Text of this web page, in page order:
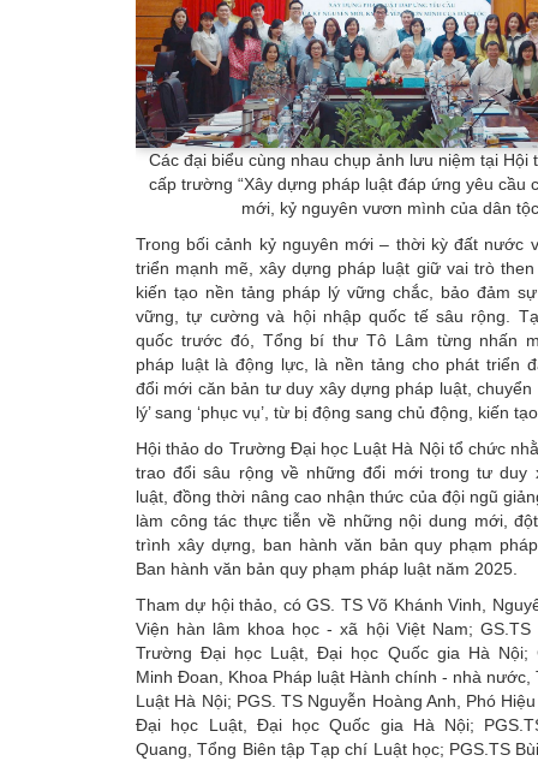
Các đại biểu cùng nhau chụp ảnh lưu niệm tại Hội
cấp trường “Xây dựng pháp luật đáp ứng yêu cầu
mới, kỷ nguyên vươn mình của dân
Trong bối cảnh kỷ nguyên mới – thời kỳ đất nước
triển mạnh mẽ, xây dựng pháp luật giữ vai trò
kiến tạo nền tảng pháp lý vững chắc, bảo đảm
vững, tự cường và hội nhập quốc tế sâu rộng.
quốc trước đó, Tổng bí thư Tô Lâm từng nhấn
pháp luật là động lực, là nền tảng cho phát triển
đổi mới căn bản tư duy xây dựng pháp luật, chuyển
lý’ sang ‘phục vụ’, từ bị động sang chủ động, kiến
Hội thảo do Trường Đại học Luật Hà Nội tổ chức
trao đổi sâu rộng về những đổi mới trong tư duy
luật, đồng thời nâng cao nhận thức của đội ngũ
làm công tác thực tiễn về những nội dung mới,
trình xây dựng, ban hành văn bản quy phạm
Ban hành văn bản quy phạm pháp luật năm 2025.
Tham dự hội thảo, có GS. TS Võ Khánh Vinh,
Viện hàn lâm khoa học - xã hội Việt Nam; GS.TS
Trường Đại học Luật, Đại học Quốc gia Hà Nội;
Minh Đoan, Khoa Pháp luật Hành chính - nhà
Luật Hà Nội; PGS. TS Nguyễn Hoàng Anh, Phó
Đại học Luật, Đại học Quốc gia Hà Nội;
Quang, Tổng Biên tập Tạp chí Luật học; PGS.TS